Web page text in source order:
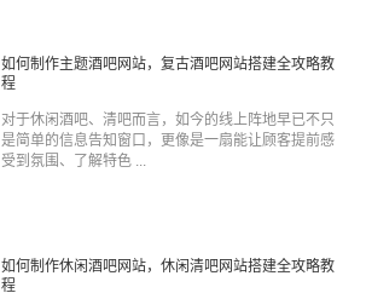
如何制作主题酒吧网站，复古酒吧网站搭建全攻略教
程
对于休闲酒吧、清吧而言，如今的线上阵地早已不只
是简单的信息告知窗口，更像是一扇能让顾客提前感
受到氛围、了解特色 ...
如何制作休闲酒吧网站，休闲清吧网站搭建全攻略教
程